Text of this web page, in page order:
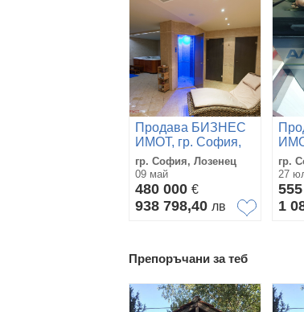
Продава БИЗНЕС
ИМОТ, гр. София,
Лозенец
гр. София, Лозенец
09 май
480 000 €
938 798,40 лв
гр.
27
1
Препоръчани за теб